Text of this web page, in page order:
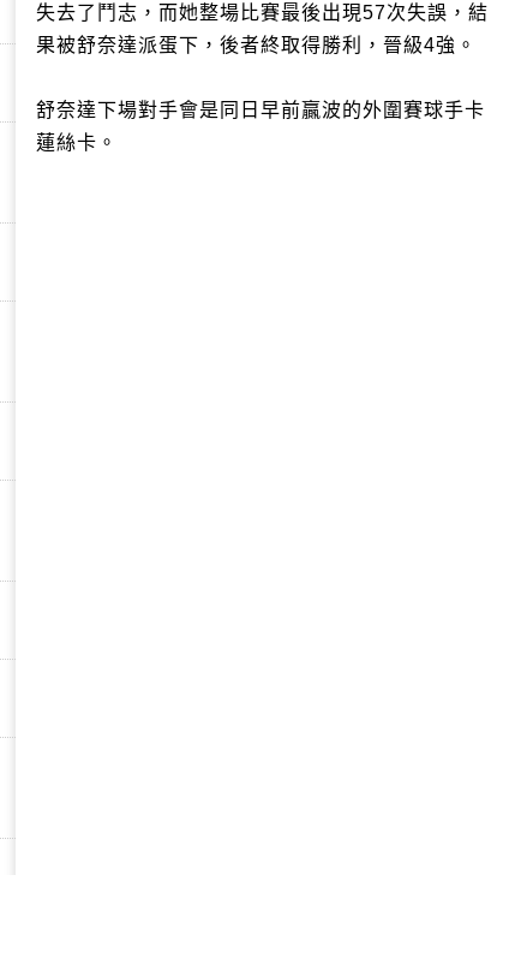
失去了鬥志，而她整場比賽最後出現57次失誤，結
果被舒奈達派蛋下，後者終取得勝利，晉級4強。
舒奈達下場對手會是同日早前贏波的外圍賽球手卡
蓮絲卡。